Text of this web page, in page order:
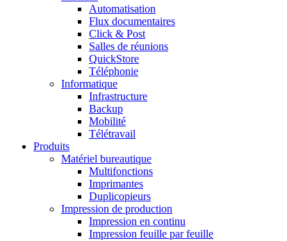
Automatisation
Flux documentaires
Click & Post
Salles de réunions
QuickStore
Téléphonie
Informatique
Infrastructure
Backup
Mobilité
Télétravail
Produits
Matériel bureautique
Multifonctions
Imprimantes
Duplicopieurs
Impression de production
Impression en continu
Impression feuille par feuille